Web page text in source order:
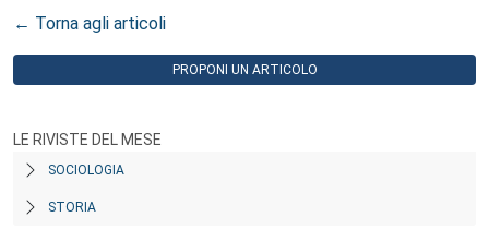
← Torna agli articoli
PROPONI UN ARTICOLO
LE RIVISTE DEL MESE
SOCIOLOGIA
STORIA